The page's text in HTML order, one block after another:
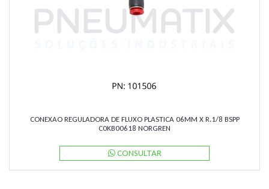
CONEXAO REGULADORA DE FLUXO PLASTICA 06MM X R.1/8 BSPP
C0KB00618 NORGREN
CONSULTAR